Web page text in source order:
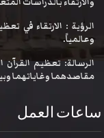
الرؤية : الارتقاء في
وعالمياً.
الرسالة: تعظيم القرآن
مقاصدهما وغاياتهما
ساعات العمل